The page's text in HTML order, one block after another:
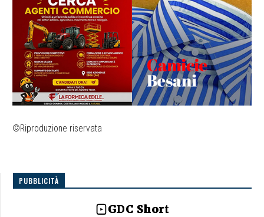
©Riproduzione riservata
PUBBLICITÀ
GDC Short